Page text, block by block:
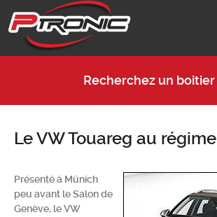
Recherchez un boitier
Le VW Touareg au régime
Présenté à Münich
peu avant le Salon de
Genève, le VW